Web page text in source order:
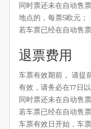
同时票还未在自动售
地点的，每票5欧元；
若车票已经在自动售
退票费用
车票有效期前， 请提
有效，请务必在17日
同时票还未在自动售
若车票已经在自动售
车票有效日开始，车票